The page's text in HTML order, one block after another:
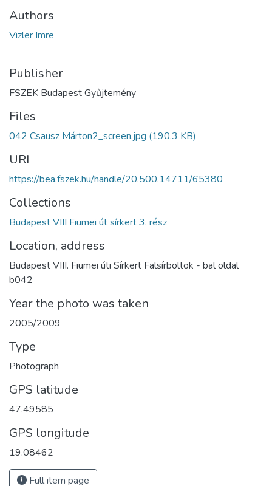
Authors
Vizler Imre
Publisher
FSZEK Budapest Gyűjtemény
Files
042 Csausz Márton2_screen.jpg (190.3 KB)
URI
https://bea.fszek.hu/handle/20.500.14711/65380
Collections
Budapest VIII Fiumei út sírkert 3. rész
Location, address
Budapest VIII. Fiumei úti Sírkert Falsírboltok - bal oldal
b042
Year the photo was taken
2005/2009
Type
Photograph
GPS latitude
47.49585
GPS longitude
19.08462
Full item page